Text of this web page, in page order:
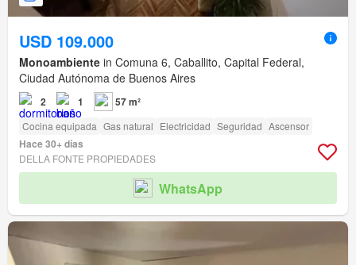
USD 109.000
Monoambiente in Comuna 6, Caballito, Capital Federal,
Ciudad Autónoma de Buenos Aires
2 1 57 m²
Cocina equipada Gas natural Electricidad Seguridad Ascensor
Hace 30+ días
DELLA FONTE PROPIEDADES
WhatsApp